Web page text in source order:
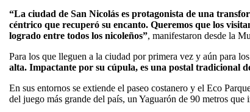
“La ciudad de San Nicolás es protagonista de una
céntrico que recuperó su encanto. Queremos que los
logrado entre todos los nicoleños”, manifestaron desde la
Para los que lleguen a la ciudad por primera vez y aún para
alta. Impactante por su cúpula, es una postal tradicional
En sus entornos se extiende el paseo costanero y el Eco
del juego más grande del país, un Yaguarón de 90 metros